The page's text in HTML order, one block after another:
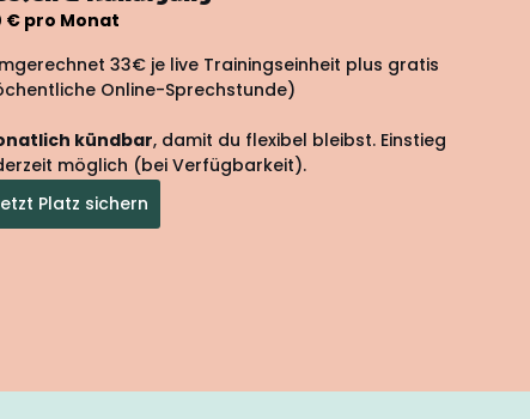
€ pro Monat
33€ je live Trainingseinheit plus gratis
Online-Sprechstunde)
kündbar, damit du flexibel bleibst. Einstieg
möglich (bei Verfügbarkeit).
Platz sichern